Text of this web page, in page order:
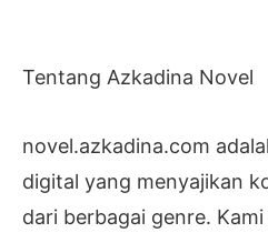
Tentang Azkadina Novel
novel.azkadina.com
digital yang menyajikan
dari berbagai genre.